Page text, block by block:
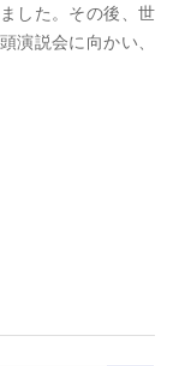
した。その後、世
演説会に向かい、